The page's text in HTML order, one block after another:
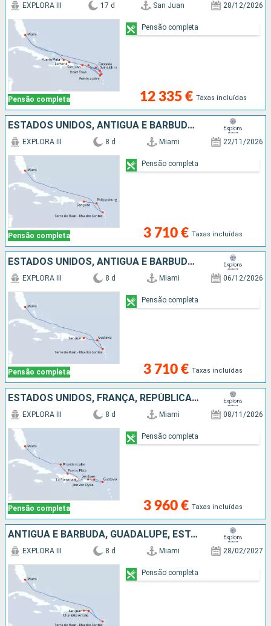
Pensão completa
EXPLORA III 17 d San Juan 28/12/2026
12 335 € Taxas incluídas
Pensão completa
ESTADOS UNIDOS, ANTÍGUA E BARBUDA, GUADALUPE, SÃO MARTINHO, PORTO RICO
Pensão completa
EXPLORA III 8 d Miami 22/11/2026
3 710 € Taxas incluídas
Pensão completa
ESTADOS UNIDOS, ANTÍGUA E BARBUDA, GUADALUPE, FRANÇA, PORTO RICO
Pensão completa
EXPLORA III 8 d Miami 06/12/2026
3 710 € Taxas incluídas
Pensão completa
ESTADOS UNIDOS, FRANÇA, REPÚBLICA DOMINICANA, JOST VAN DYKE, PORTO RICO
Pensão completa
EXPLORA III 8 d Miami 08/11/2026
3 960 € Taxas incluídas
Pensão completa
ANTÍGUA E BARBUDA, GUADALUPE, ESTADOS UNIDOS, PORTO RICO
EXPLORA III 8 d Miami 28/02/2027
Pensão completa